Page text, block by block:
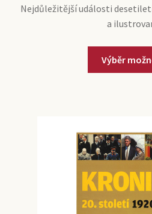
Nejdůležitější události
a
Výběr